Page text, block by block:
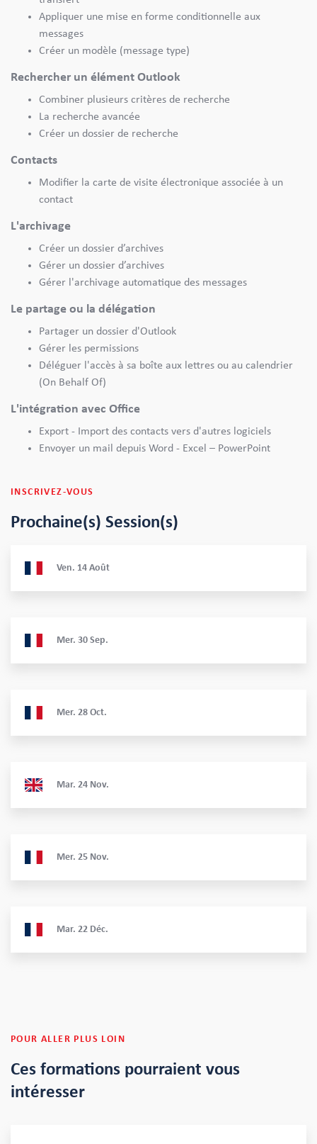
Appliquer une mise en forme conditionnelle aux
messages
Créer un modèle (message type)
Rechercher un élément Outlook
Combiner plusieurs critères de recherche
La recherche avancée
Créer un dossier de recherche
Contacts
Modifier la carte de visite électronique associée à un
contact
L'archivage
Créer un dossier d’archives
Gérer un dossier d’archives
Gérer l'archivage automatique des messages
Le partage ou la délégation
Partager un dossier d'Outlook
Gérer les permissions
Déléguer l'accès à sa boîte aux lettres ou au calendrier
(On Behalf Of)
L'intégration avec Office
Export - Import des contacts vers d'autres logiciels
Envoyer un mail depuis Word - Excel – PowerPoint
INSCRIVEZ-VOUS
Prochaine(s) Session(s)
Ven. 14 Août
Mer. 30 Sep.
Mer. 28 Oct.
Mar. 24 Nov.
Mer. 25 Nov.
Mar. 22 Déc.
POUR ALLER PLUS LOIN
Ces formations pourraient vous
intéresser